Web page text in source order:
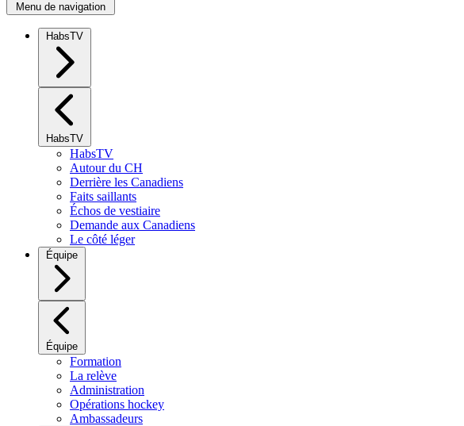
Menu de navigation
HabsTV
HabsTV
HabsTV
Autour du CH
Derrière les Canadiens
Faits saillants
Échos de vestiaire
Demande aux Canadiens
Le côté léger
Équipe
Équipe
Formation
La relève
Administration
Opérations hockey
Ambassadeurs